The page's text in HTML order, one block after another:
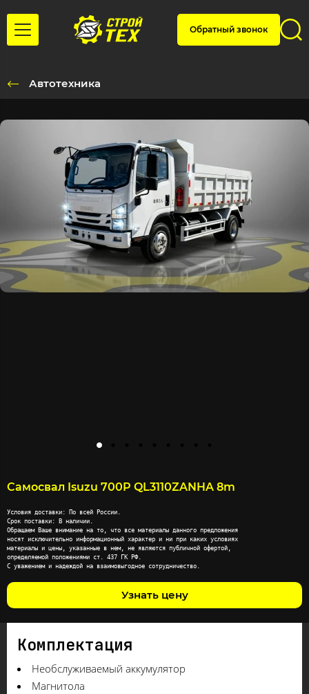
Обратный звонок
Автотехника
Самосвал Isuzu 700P QL3110ZANHA 8m
Условия доставки: По всей России.
Срок поставки: В наличии.
Обращаем Ваше внимание на то, что все материалы данного предложения
носят исключительно информационный характер и ни при каких условиях
материалы и цены, указанные в нем, не являются публичной офертой,
определяемой положениями ст. 437 ГК РФ.
С уважением и надеждой на взаимовыгодное сотрудничество.
Узнать цену
Комплектация
Необслуживаемый аккумулятор
Магнитола